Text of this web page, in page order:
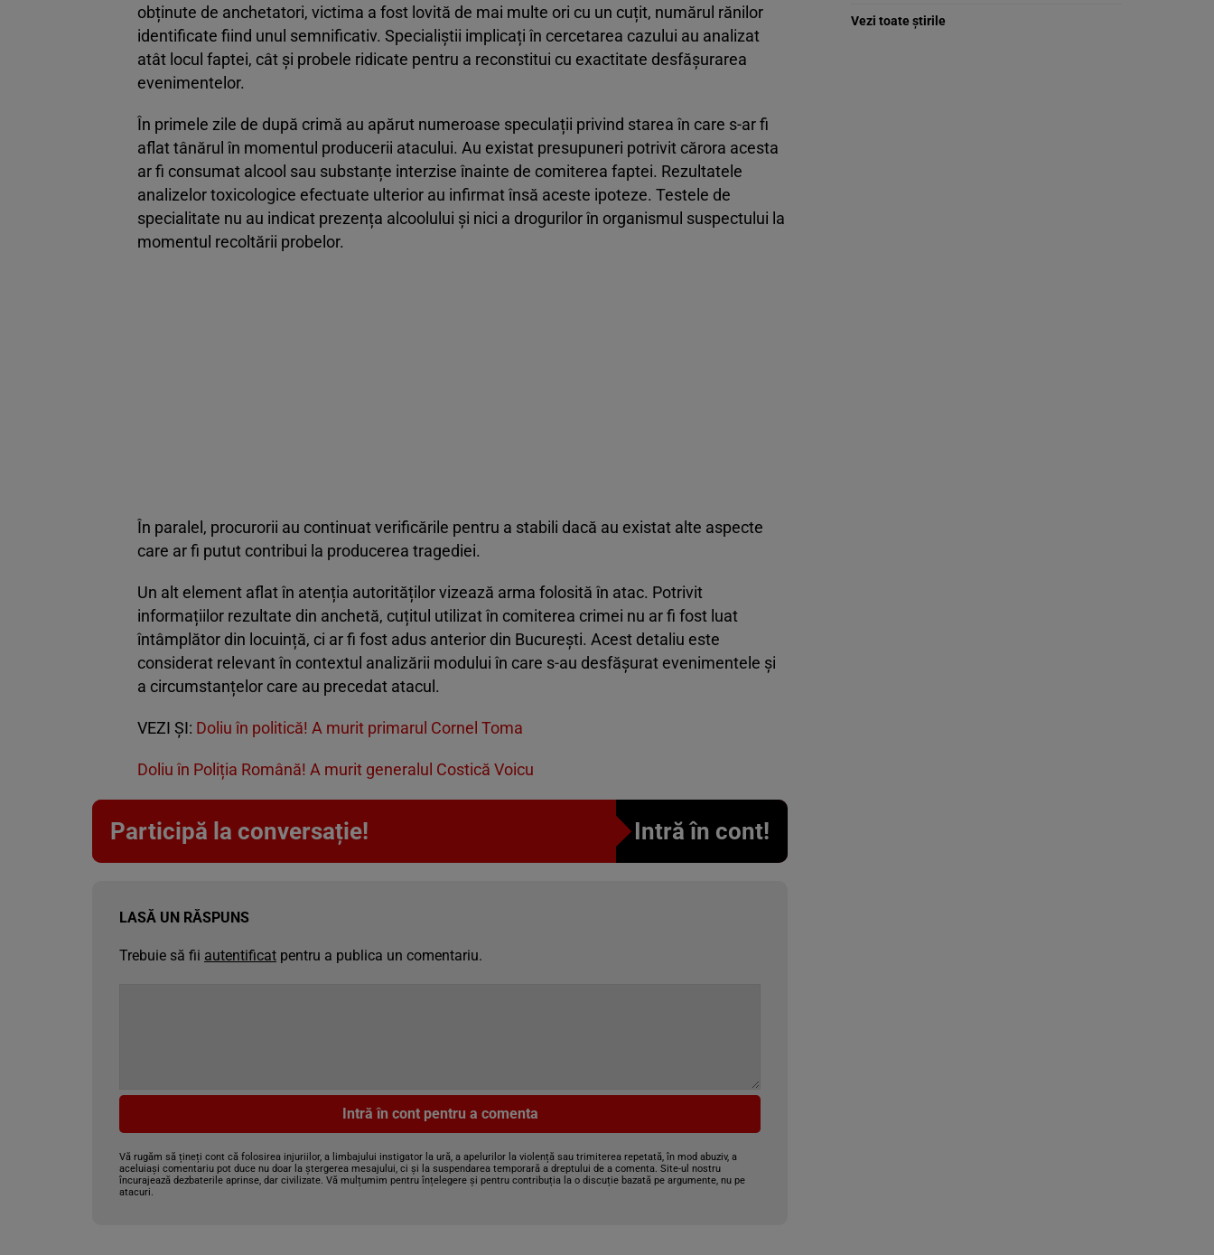
obținute de anchetatori, victima a fost lovită de mai multe ori cu un cuțit, numărul rănilor
identificate fiind unul semnificativ. Specialiștii implicați în cercetarea cazului au analizat
atât locul faptei, cât și probele ridicate pentru a reconstitui cu exactitate desfășurarea
evenimentelor.
În primele zile de după crimă au apărut numeroase speculații privind starea în care s-ar fi
aflat tânărul în momentul producerii atacului. Au existat presupuneri potrivit cărora acesta
ar fi consumat alcool sau substanțe interzise înainte de comiterea faptei. Rezultatele
analizelor toxicologice efectuate ulterior au infirmat însă aceste ipoteze. Testele de
specialitate nu au indicat prezența alcoolului și nici a drogurilor în organismul suspectului la
momentul recoltării probelor.
În paralel, procurorii au continuat verificările pentru a stabili dacă au existat alte aspecte
care ar fi putut contribui la producerea tragediei.
Un alt element aflat în atenția autorităților vizează arma folosită în atac. Potrivit
informațiilor rezultate din anchetă, cuțitul utilizat în comiterea crimei nu ar fi fost luat
întâmplător din locuință, ci ar fi fost adus anterior din București. Acest detaliu este
considerat relevant în contextul analizării modului în care s-au desfășurat evenimentele și
a circumstanțelor care au precedat atacul.
VEZI ȘI: Doliu în politică! A murit primarul Cornel Toma
Doliu în Poliția Română! A murit generalul Costică Voicu
Participă la conversație! Intră în cont!
LASĂ UN RĂSPUNS
Trebuie să fii autentificat pentru a publica un comentariu.
Intră în cont pentru a comenta
Vă rugăm să țineți cont că folosirea injuriilor, a limbajului instigator la ură, a apelurilor la violență sau trimiterea repetată, în mod abuziv, a
aceluiași comentariu pot duce nu doar la ștergerea mesajului, ci și la suspendarea temporară a dreptului de a comenta. Site-ul nostru
încurajează dezbaterile aprinse, dar civilizate. Vă mulțumim pentru înțelegere și pentru contribuția la o discuție bazată pe argumente, nu pe
atacuri.
Vezi toate știrile